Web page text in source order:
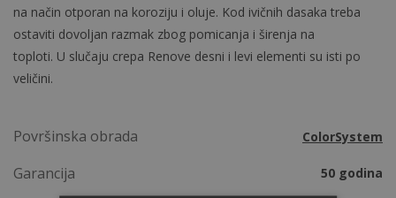
na način otporan na koroziju i oluje. Kod ivičnih dasaka treba
ostaviti dovoljan razmak zbog pomicanja i širenja na
toploti. U slučaju crepa Renove desni i levi elementi su isti po
veličini.
Površinska obrada ColorSystem
Garancija 50 godina